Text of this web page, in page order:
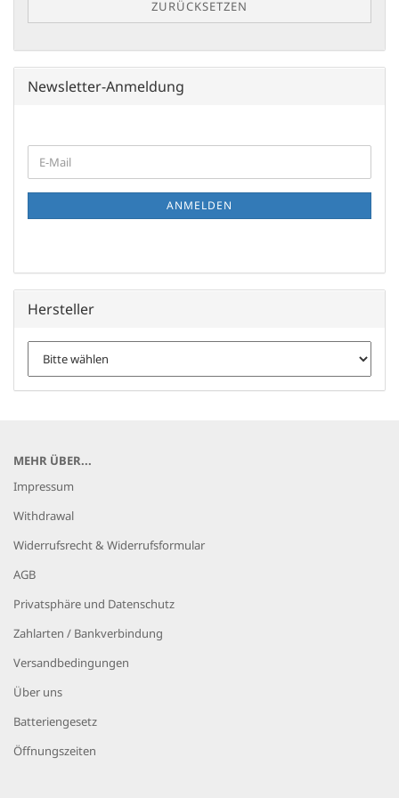
ZURÜCKSETZEN
Newsletter-Anmeldung
ZUR
NEWSLETTER-
E-
Mail
ANMELDEN
Hersteller
MEHR ÜBER...
Impressum
Withdrawal
Widerrufsrecht & Widerrufsformular
AGB
Privatsphäre und Datenschutz
Zahlarten / Bankverbindung
Versandbedingungen
Über uns
Batteriengesetz
Öffnungszeiten